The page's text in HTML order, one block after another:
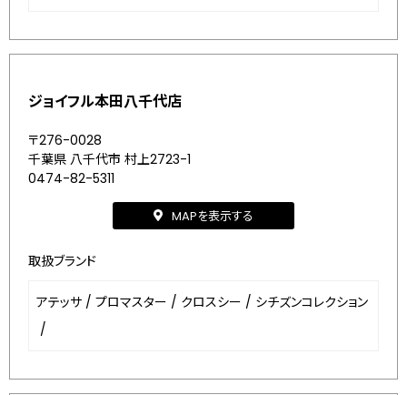
ジョイフル本田八千代店
〒276-0028
千葉県 八千代市 村上2723-1
0474-82-5311
MAPを表示する
取扱ブランド
アテッサ / プロマスター / クロスシー / シチズンコレクション
/